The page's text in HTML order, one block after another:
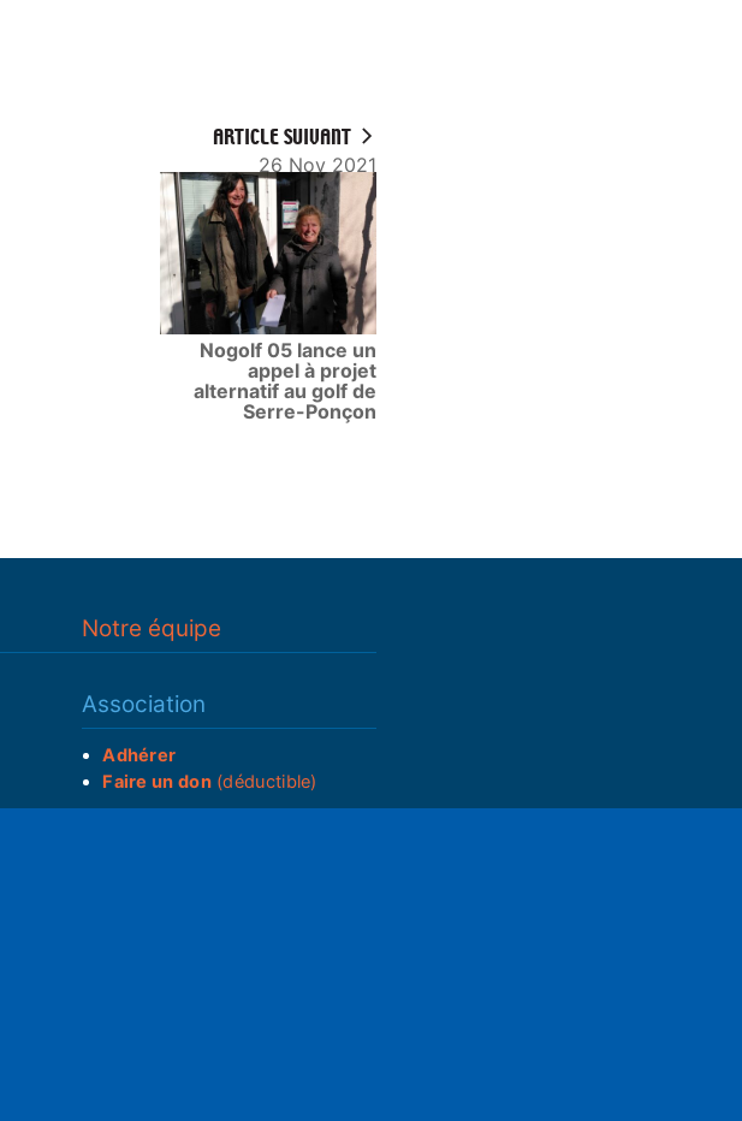
ARTICLE SUIVANT
26 Nov 2021
Nogolf 05 lance un
appel à projet
alternatif au golf de
Serre-Ponçon
Notre équipe
Association
Adhérer
Faire un don(déductible)